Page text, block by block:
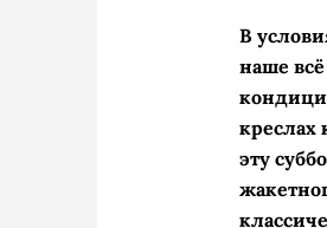
В
наше
креслах
эту